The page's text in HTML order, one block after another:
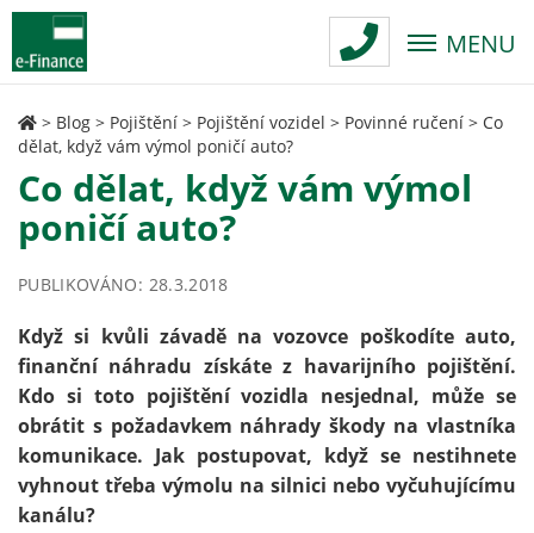
MENU
> Blog > Pojištění > Pojištění vozidel > Povinné ručení > Co
dělat, když vám výmol poničí auto?
Co dělat, když vám výmol
poničí auto?
PUBLIKOVÁNO: 28.3.2018
Když si kvůli závadě na vozovce poškodíte auto,
finanční náhradu získáte z havarijního pojištění.
Kdo si toto pojištění vozidla nesjednal, může se
obrátit s požadavkem náhrady škody na vlastníka
komunikace. Jak postupovat, když se nestihnete
vyhnout třeba výmolu na silnici nebo vyčuhujícímu
kanálu?